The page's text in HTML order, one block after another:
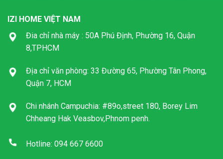
IZI HOME VIỆT NAM
Đia chỉ nhà máy : 50A Phú Định, Phường 16, Quận
8,TPHCM
Địa chỉ văn phòng: 33 Đường 65, Phường Tân Phong,
Quận 7, HCM
Chi nhánh Campuchia: #89o,street 180, Borey Lim
Chheang Hak Veasbov,Phnom penh.
Hotline: 094 667 6600